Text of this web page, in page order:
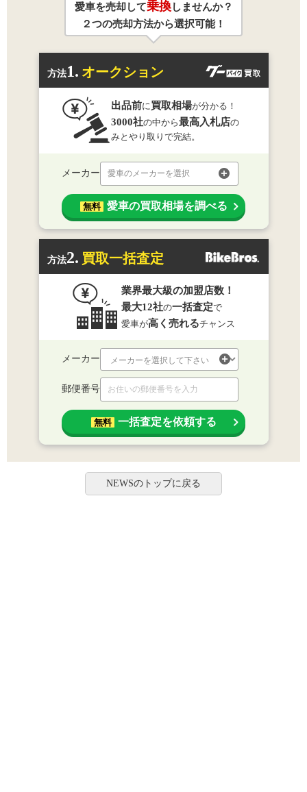
愛車を売却して乗換しませんか？
２つの売却方法から選択可能！
方法1. オークション
出品前に 買取相場が分かる！
3000社の中から最高入札店の
みとやり取りで完結。
メーカー 愛車のメーカーを選択
無料 愛車の買取相場を調べる
方法2. 買取一括査定
業界最大級の加盟店数！
最大12社の一括査定で
愛車が高く売れるチャンス
メーカー
郵便番号
無料 一括査定を依頼する
NEWSのトップに戻る